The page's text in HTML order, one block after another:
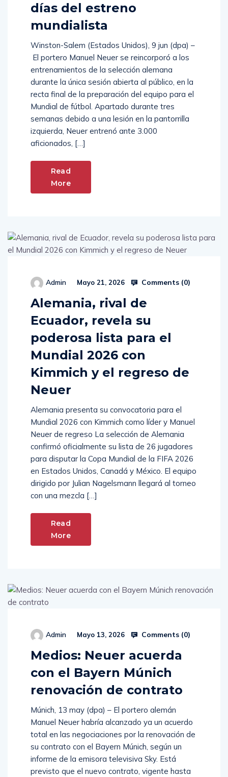
días del estreno
mundialista
Winston-Salem (Estados Unidos), 9 jun (dpa) –
El portero Manuel Neuer se reincorporó a los
entrenamientos de la selección alemana
durante la única sesión abierta al público, en la
recta final de la preparación del equipo para el
Mundial de fútbol. Apartado durante tres
semanas debido a una lesión en la pantorrilla
izquierda, Neuer entrenó ante 3.000
aficionados, […]
Read
More
Admin Mayo 21, 2026 Comments (0)
Alemania, rival de
Ecuador, revela su
poderosa lista para el
Mundial 2026 con
Kimmich y el regreso de
Neuer
Alemania presenta su convocatoria para el
Mundial 2026 con Kimmich como líder y Manuel
Neuer de regreso La selección de Alemania
confirmó oficialmente su lista de 26 jugadores
para disputar la Copa Mundial de la FIFA 2026
en Estados Unidos, Canadá y México. El equipo
dirigido por Julian Nagelsmann llegará al torneo
con una mezcla […]
Read
More
Admin Mayo 13, 2026 Comments (0)
Medios: Neuer acuerda
con el Bayern Múnich
renovación de contrato
Múnich, 13 may (dpa) – El portero alemán
Manuel Neuer habría alcanzado ya un acuerdo
total en las negociaciones por la renovación de
su contrato con el Bayern Múnich, según un
informe de la emisora televisiva Sky. Está
previsto que el nuevo contrato, vigente hasta